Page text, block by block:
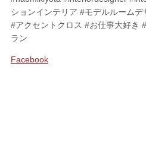
BED ROOM ベッドルーム
My Page
ションインテリア #モデルルーム
#アクセントクロス #お仕事大好き
ラン
Facebook